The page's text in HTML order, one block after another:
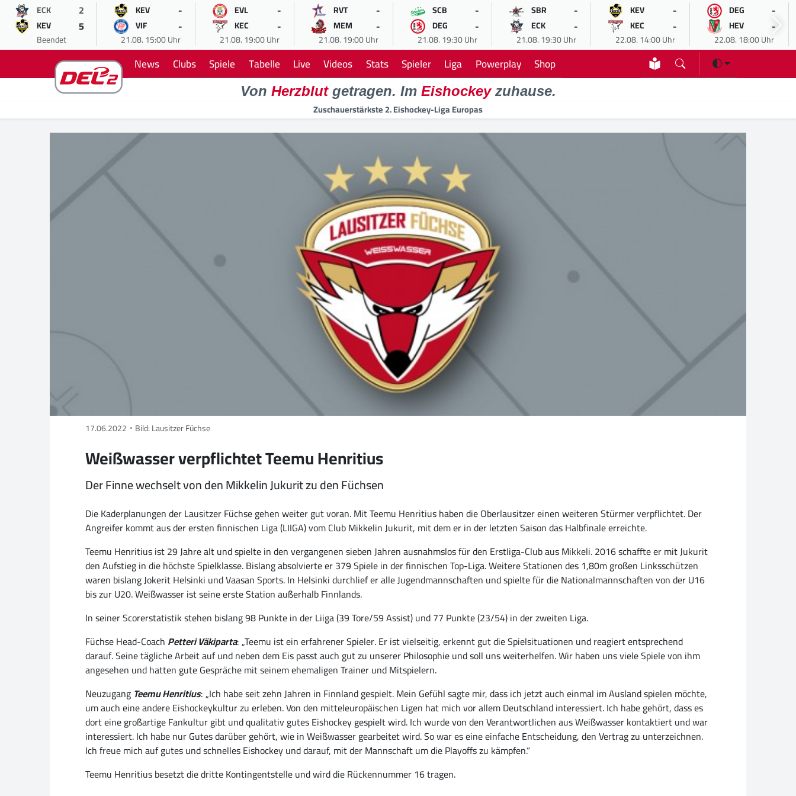
ECK 2
KEV 5
Beendet
KEV -
VIF -
21.08. 15:00 Uhr
EVL -
KEC -
21.08. 19:00 Uhr
RVT -
MEM -
21.08. 19:00 Uhr
SCB -
DEG -
21.08. 19:30 Uhr
SBR -
ECK -
21.08. 19:30 Uhr
KEV -
KEC -
22.08. 14:00 Uhr
DEG -
HEV -
22.08. 18:00 Uhr
News Clubs Spiele Tabelle Live Videos Stats Spieler Liga Powerplay Shop
Von Herzblutgetragen. Im Eishockeyzuhause.
Zuschauerstärkste 2. Eishockey-Liga Europas
17.06.2022 Bild: Lausitzer Füchse
Weißwasser verpflichtet Teemu Henritius
Der Finne wechselt von den Mikkelin Jukurit zu den Füchsen
Die Kaderplanungen der Lausitzer Füchse gehen weiter gut voran. Mit Teemu Henritius haben die Oberlausitzer einen weiteren Stürmer verpflichtet. Der
Angreifer kommt aus der ersten finnischen Liga (LIIGA) vom Club Mikkelin Jukurit, mit dem er in der letzten Saison das Halbfinale erreichte.
Teemu Henritius ist 29 Jahre alt und spielte in den vergangenen sieben Jahren ausnahmslos für den Erstliga-Club aus Mikkeli. 2016 schaffte er mit Jukurit
den Aufstieg in die höchste Spielklasse. Bislang absolvierte er 379 Spiele in der finnischen Top-Liga. Weitere Stationen des 1,80m großen Linksschützen
waren bislang Jokerit Helsinki und Vaasan Sports. In Helsinki durchlief er alle Jugendmannschaften und spielte für die Nationalmannschaften von der U16
bis zur U20. Weißwasser ist seine erste Station außerhalb Finnlands.
In seiner Scorerstatistik stehen bislang 98 Punkte in der Liiga (39 Tore/59 Assist) und 77 Punkte (23/54) in der zweiten Liga.
Füchse Head-Coach Petteri Väkiparta: „Teemu ist ein erfahrener Spieler. Er ist vielseitig, erkennt gut die Spielsituationen und reagiert entsprechend
darauf. Seine tägliche Arbeit auf und neben dem Eis passt auch gut zu unserer Philosophie und soll uns weiterhelfen. Wir haben uns viele Spiele von ihm
angesehen und hatten gute Gespräche mit seinem ehemaligen Trainer und Mitspielern.
Neuzugang Teemu Henritius: „Ich habe seit zehn Jahren in Finnland gespielt. Mein Gefühl sagte mir, dass ich jetzt auch einmal im Ausland spielen möchte,
um auch eine andere Eishockeykultur zu erleben. Von den mitteleuropäischen Ligen hat mich vor allem Deutschland interessiert. Ich habe gehört, dass es
dort eine großartige Fankultur gibt und qualitativ gutes Eishockey gespielt wird. Ich wurde von den Verantwortlichen aus Weißwasser kontaktiert und war
interessiert. Ich habe nur Gutes darüber gehört, wie in Weißwasser gearbeitet wird. So war es eine einfache Entscheidung, den Vertrag zu unterzeichnen.
Ich freue mich auf gutes und schnelles Eishockey und darauf, mit der Mannschaft um die Playoffs zu kämpfen.“
Teemu Henritius besetzt die dritte Kontingentstelle und wird die Rückennummer 16 tragen.